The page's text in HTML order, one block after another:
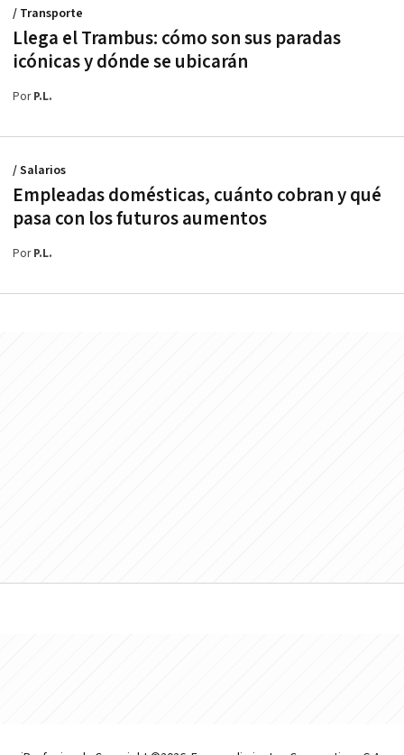
Llega el Trambus: cómo son sus paradas
icónicas y dónde se ubicarán
/ Transporte
PorP.L.
Empleadas domésticas, cuánto cobran y qué
pasa con los futuros aumentos
/ Salarios
PorP.L.